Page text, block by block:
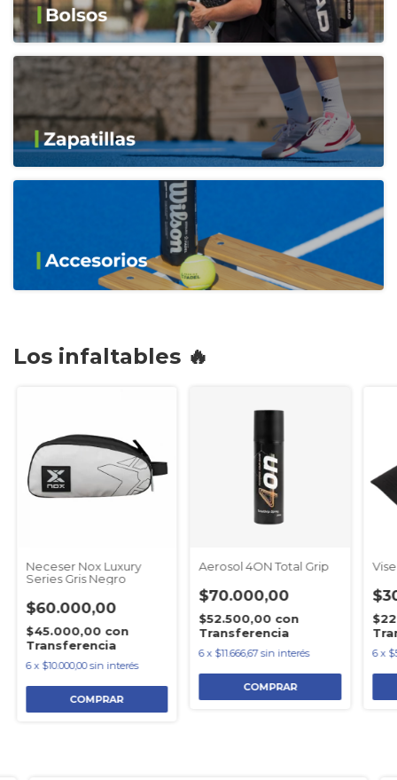
Los infaltables 🔥
Neceser Nox Luxury
Series Gris Negro
$60.000,00
$45.000,00 con
Transferencia
6 x $10.000,00 sin interés
Aerosol 4ON Total Grip
$70.000,00
$52.500,00 con
Transferencia
6 x $11.666,67 sin interés 6 x